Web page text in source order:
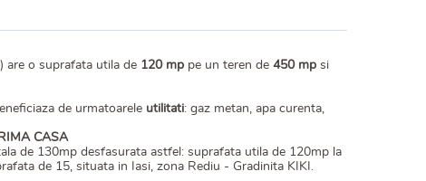
are o suprafata utila de 120 mp pe un teren de 450 mp si
de urmatoarele utilitati: gaz metan, apa curenta,
CASA
de 130mp desfasurata astfel: suprafata utila de 120mp la
de 15, situata in Iasi, zona Rediu - Gradinita KIKI.